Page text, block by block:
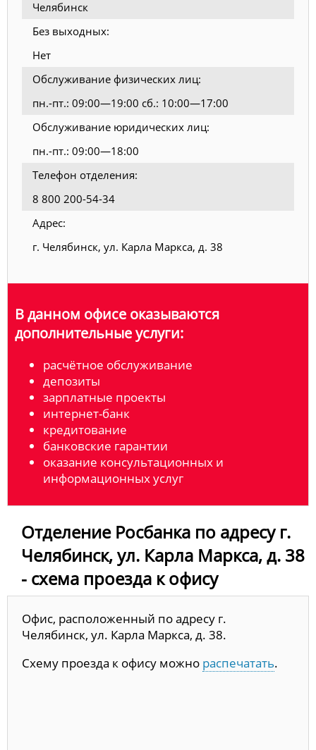
Челябинск
Без выходных:
Нет
Обслуживание физических лиц:
пн.-пт.: 09:00—19:00 сб.: 10:00—17:00
Обслуживание юридических лиц:
пн.-пт.: 09:00—18:00
Телефон отделения:
8 800 200-54-34
Адрес:
г. Челябинск, ул. Карла Маркса, д. 38
В данном офисе оказываются
дополнительные услуги:
расчётное обслуживание
депозиты
зарплатные проекты
интернет-банк
кредитование
банковские гарантии
оказание консультационных и
информационных услуг
Отделение Росбанка по адресу г.
Челябинск, ул. Карла Маркса, д. 38
- схема проезда к офису
Офис, расположенный по адресу г.
Челябинск, ул. Карла Маркса, д. 38.
Схему проезда к офису можно распечатать.